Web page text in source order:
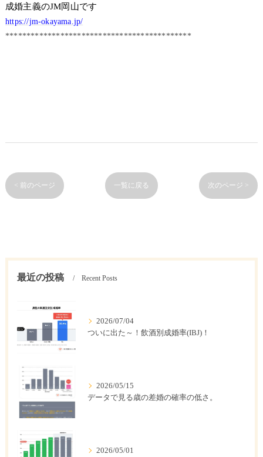
成婚主義のJM岡山です
https://jm-okayama.jp/
********************************************
< 前のページ 一覧に戻る 次のページ >
最近の投稿 Recent Posts
2026/07/04
ついに出た～！飲酒別成婚率(IBJ)！
2026/05/15
データで見る歳の差婚の確率の低さ。
2026/05/01